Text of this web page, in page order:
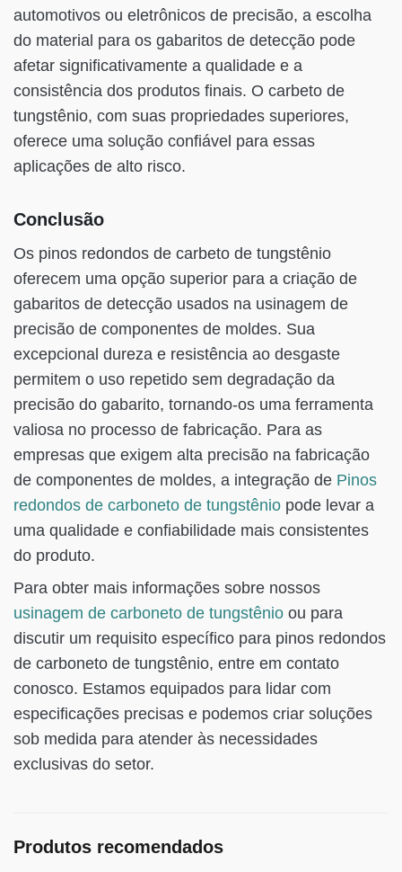
automotivos ou eletrônicos de precisão, a escolha
do material para os gabaritos de detecção pode
afetar significativamente a qualidade e a
consistência dos produtos finais. O carbeto de
tungstênio, com suas propriedades superiores,
oferece uma solução confiável para essas
aplicações de alto risco.
Conclusão
Os pinos redondos de carbeto de tungstênio
oferecem uma opção superior para a criação de
gabaritos de detecção usados na usinagem de
precisão de componentes de moldes. Sua
excepcional dureza e resistência ao desgaste
permitem o uso repetido sem degradação da
precisão do gabarito, tornando-os uma ferramenta
valiosa no processo de fabricação. Para as
empresas que exigem alta precisão na fabricação
de componentes de moldes, a integração de Pinos
redondos de carboneto de tungstênio pode levar a
uma qualidade e confiabilidade mais consistentes
do produto.
Para obter mais informações sobre nossos
usinagem de carboneto de tungstênio ou para
discutir um requisito específico para pinos redondos
de carboneto de tungstênio, entre em contato
conosco. Estamos equipados para lidar com
especificações precisas e podemos criar soluções
sob medida para atender às necessidades
exclusivas do setor.
Produtos recomendados